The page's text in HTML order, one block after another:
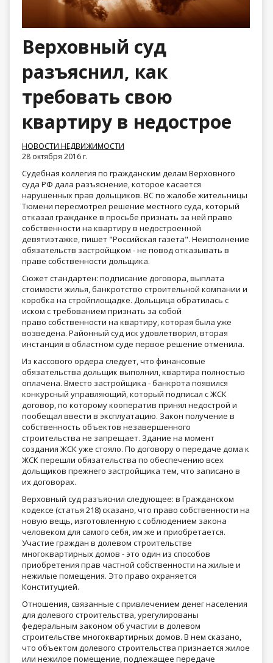
Верховный суд
разъяснил, как
требовать свою
квартиру в недострое
НОВОСТИ НЕДВИЖИМОСТИ
28 октября 2016 г.
Судебная коллегия по гражданским делам Верховного
суда РФ дала разъяснение, которое касается
нарушенных прав дольщиков. ВС по жалобе жительницы
Тюмени пересмотрел решение местного суда, который
отказал гражданке в просьбе признать за ней право
собственности на квартиру в недостроенной
девятиэтажке, пишет "Российская газета". Неисполнение
обязательств застройщком - не повод отказывать в
праве собственности дольщика.
Сюжет стандартен: подписание договора, выплата
стоимости жилья, банкротство строительной компании и
коробка на стройплощадке. Дольщица обратилась с
иском с требованием признать за собой
право собственности на квартиру, которая была уже
возведена. Районный суд иск удовлетворил, вторая
инстанция в областном суде первое решение отменила.
Из кассового ордера следует, что финансовые
обязательства дольщик выполнил, квартира полностью
оплачена. Вместо застройщика - банкрота появился
конкурсный управляющий, который подписал с ЖСК
договор, по которому кооператив принял недострой и
пообещал ввести в эксплуатацию. Закон получение в
собственность объектов незавершенного
строительства не запрещает. Здание на момент
создания ЖСК уже стояло. По договору о передаче дома к
ЖСК перешли обязательства по обеспечению всех
дольщиков прежнего застройщика тем, что записано в
их договорах.
Верховный суд разъяснил следующее: в Гражданском
кодексе (статья 218) сказано, что право собственности на
новую вещь, изготовленную с соблюдением закона
человеком для самого себя, им же и приобретается.
Участие граждан в долевом строительстве
многоквартирных домов - это один из способов
приобретения прав частной собственности на жилые и
нежилые помещения. Это право охраняется
Конституцией.
Отношения, связанные с привлечением денег населения
для долевого строительства, урегулированы
федеральным законом об участии в долевом
строительстве многоквартирных домов. В нем сказано,
что объектом долевого строительства признается жилое
или нежилое помещение, подлежащее передаче